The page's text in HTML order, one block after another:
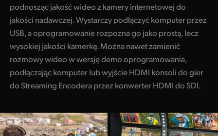
podnosząc jakość wideo z kamery internetowej do
jakości nadawczej. Wystarczy podłączyć komputer przez
USB, a oprogramowanie rozpozna go jako prostą, lecz
wysokiej jakości kamerkę. Można nawet zamienić
rozmowy wideo w wersję demo oprogramowania,
podłączając komputer lub wyjście HDMI konsoli do gier
do Streaming Encodera przez konwerter HDMI do SDI.